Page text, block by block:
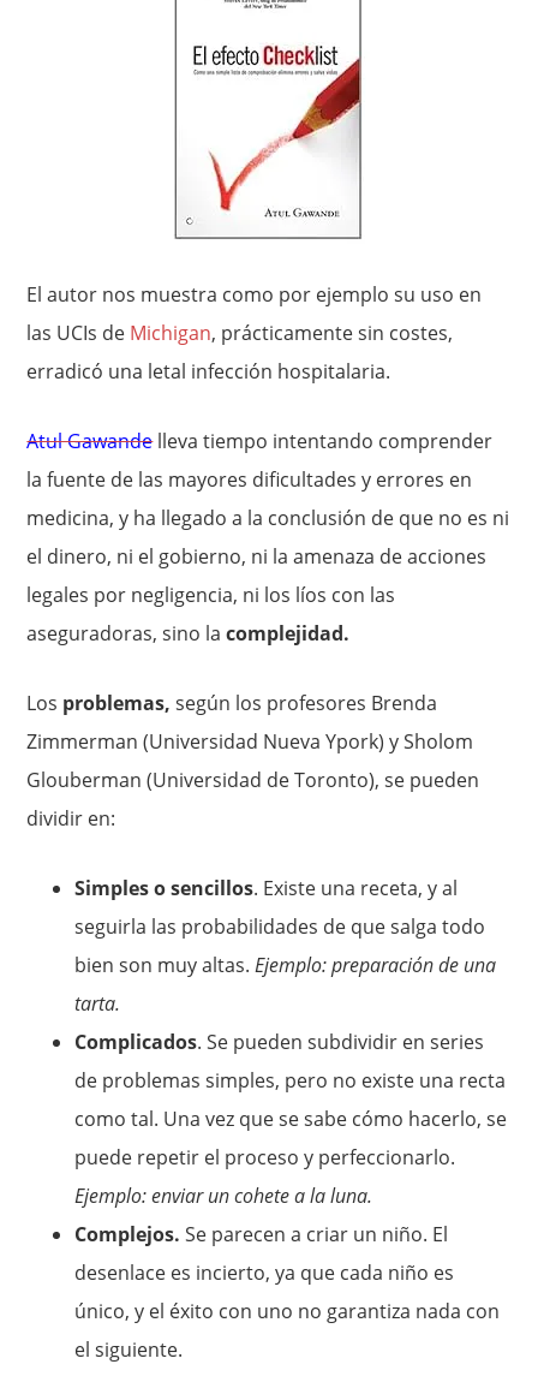
El autor nos muestra como por ejemplo su uso en
las UCIs de Michigan, prácticamente sin costes,
erradicó una letal infección hospitalaria.
Atul Gawande lleva tiempo intentando comprender
la fuente de las mayores dificultades y errores en
medicina, y ha llegado a la conclusión de que no es ni
el dinero, ni el gobierno, ni la amenaza de acciones
legales por negligencia, ni los líos con las
aseguradoras, sino lacomplejidad.
Los problemas,según los profesores Brenda
Zimmerman (Universidad Nueva Ypork) y Sholom
Glouberman (Universidad de Toronto), se pueden
dividir en:
Simples o sencillos. Existe una receta, y al
seguirla las probabilidades de que salga todo
bien son muy altas.Ejemplo: preparación de una
tarta.
Complicados. Se pueden subdividir en series
de problemas simples, pero no existe una recta
como tal. Una vez que se sabe cómo hacerlo, se
puede repetir el proceso y perfeccionarlo.
Ejemplo: enviar un cohete a la luna.
Complejos. Se parecen a criar un niño. El
desenlace es incierto, ya que cada niño es
único, y el éxito con uno no garantiza nada con
el siguiente.